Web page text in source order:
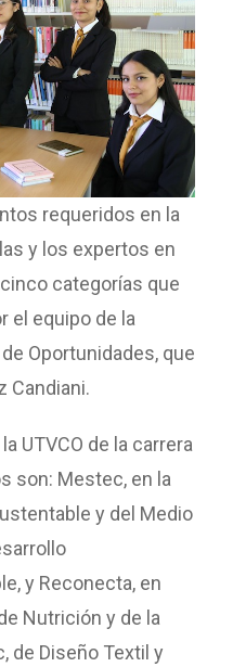
requeridos en la
y los expertos en
categorías que
el equipo de la
Oportunidades, que
Candiani.
UTVCO de la carrera
son: Mestec, en la
y del Medio
y Reconecta, en
Nutrición y de la
de Diseño Textil y